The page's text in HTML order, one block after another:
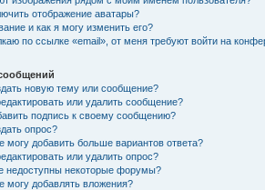
отображение аватары?
и как я могу изменить его?
по ссылке «email», от меня требуют войти на
новую тему или сообщение?
или удалить сообщение?
подпись к своему сообщению?
опрос?
могу добавить больше вариантов ответа?
или удалить опрос?
недоступны некоторые форумы?
могу добавлять вложения?